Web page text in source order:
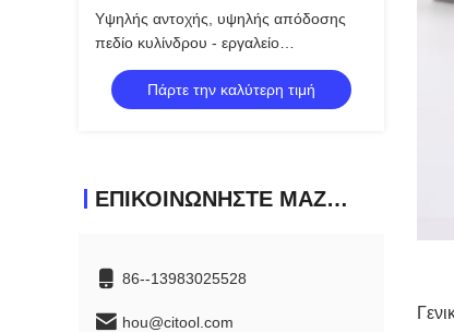
Υψηλής αντοχής, υψηλής απόδοσης
πεδίο κυλίνδρου - εργαλείο
σχηματισμού μετάλλων για εφαρμογές
μηχανικής κατασκευής,
αυτοκινητοβιομηχανίας
Πάρτε την καλύτερη τιμή
ΕΠΙΚΟΙΝΩΝΉΣΤΕ ΜΑΖΊ ΜΑΣ
86--13983025528
hou@citool.com